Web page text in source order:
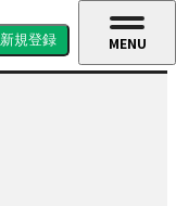
新規登録 MENU